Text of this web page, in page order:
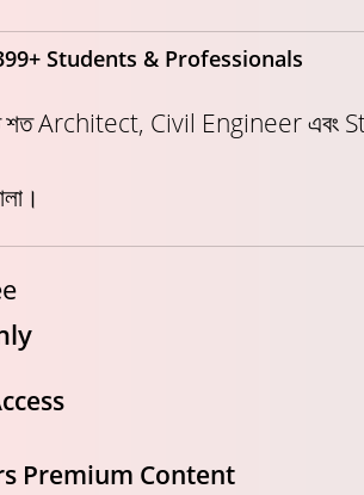
Students & Professionals
শত Architect, Civil Engineer এবং
Premium Content